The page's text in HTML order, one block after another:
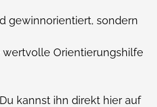
gewinnorientiert, sondern
wertvolle Orientierungshilfe
kannst ihn direkt hier auf